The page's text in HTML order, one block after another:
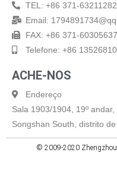
TEL: +86 371-63211282
Email:
FAX: +86 371-60305637
Telefone: +86
ACHE-NOS
Endereço
Sala 1903/1904, 19º
Songshan South, distrito
© 2009-2020